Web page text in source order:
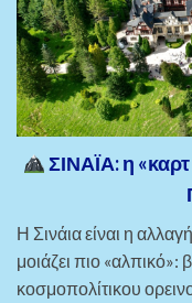
ΣΙΝΑΪΑ: η
Η Σινάια είναι η
μοιάζει πιο
κοσμοπολίτικου